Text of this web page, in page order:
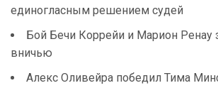
единогласным решением судей
Бой Бечи Коррейи и Марион Ренау
вничью
Алекс Оливейра победил Тима